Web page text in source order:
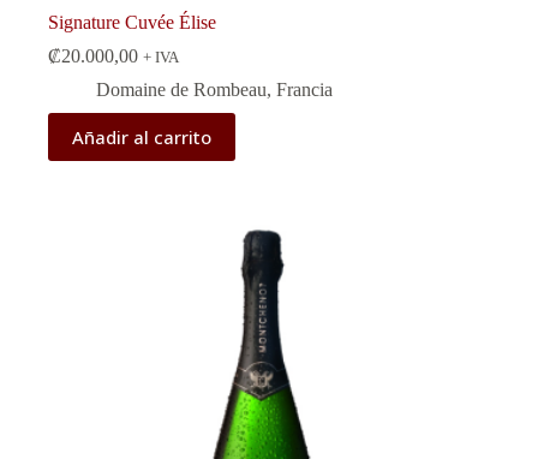
Signature Cuvée Élise
₡20.000,00 + IVA
Domaine de Rombeau, Francia
Añadir al carrito